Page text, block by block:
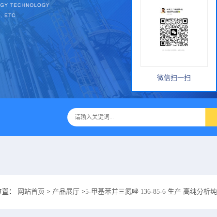
： 网站首页 > 产品展厅 >5-甲基苯并三氮唑 136-85-6 生产 高纯分析
微信扫一扫